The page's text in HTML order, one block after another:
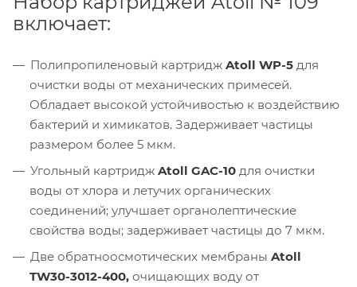
включает:
Полипропиленовый картридж Atoll WP-5 для
очистки воды от механических примесей.
Обладает высокой устойчивостью к воздействию
бактерий и химикатов. Задерживает частицы
размером более 5 мкм.
Угольный картридж Atoll GAC-10 для очистки
воды от хлора и летучих органических
соединений; улучшает органолептические
свойства воды; задерживает частицы до 7 мкм.
Две обратноосмотических мембраны Atoll
TW30-3012-400, очищающих воду от